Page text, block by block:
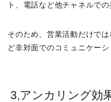
ト、電話など他チャネルで
そのため、営業活動だけで
ど非対面でのコミュニケー
3,アンカリング効